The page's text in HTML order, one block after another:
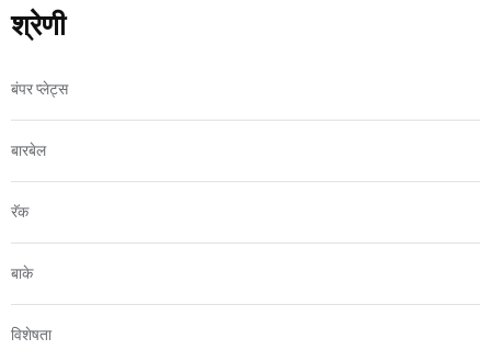
श्रेणी
बंपर प्लेट्स
बारबेल
रॅक
बाके
विशेषता